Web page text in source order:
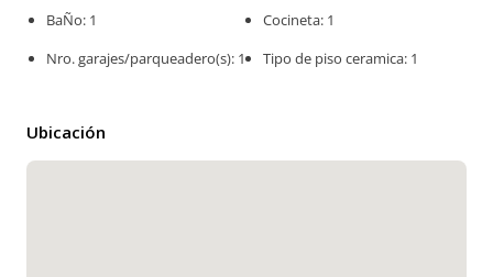
BaÑo: 1
Nro. garajes/parqueadero(s): 1
Cocineta: 1
Tipo de piso ceramica: 1
Ubicación